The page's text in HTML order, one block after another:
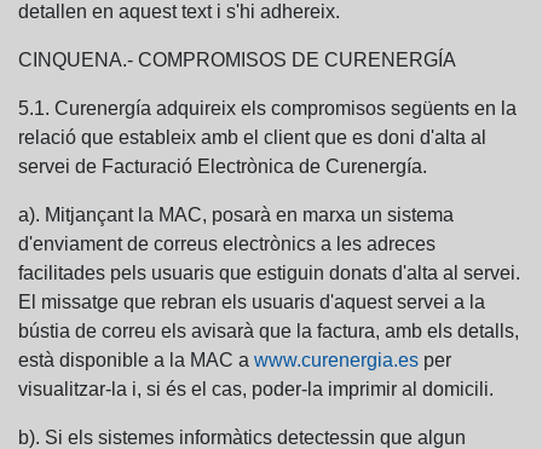
detallen en aquest text i s'hi adhereix.
CINQUENA.- COMPROMISOS DE CURENERGÍA
5.1. Curenergía adquireix els compromisos següents en la
relació que estableix amb el client que es doni d'alta al
servei de Facturació Electrònica de Curenergía.
a). Mitjançant la MAC, posarà en marxa un sistema
d'enviament de correus electrònics a les adreces
facilitades pels usuaris que estiguin donats d'alta al servei.
El missatge que rebran els usuaris d'aquest servei a la
bústia de correu els avisarà que la factura, amb els detalls,
està disponible a la MAC a www.curenergia.es per
visualitzar-la i, si és el cas, poder-la imprimir al domicili.
b). Si els sistemes informàtics detectessin que algun